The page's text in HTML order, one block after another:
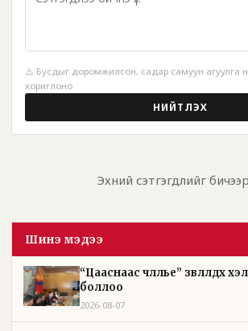
⚠️ Бусдыг доромжилсон, садар самуун агуулга
хориглоно
НИЙТЛЭХ
Эхний сэтгэгдлийг
Шинэ мэдээ
“Цааснаас чөлөөлье” зөвлөлдөх
боллоо
2026-08-07